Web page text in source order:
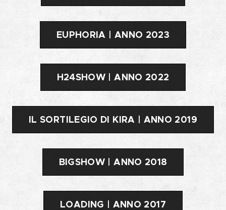
EUPHORIA | ANNO 2023
H24SHOW | ANNO 2022
IL SORTILEGIO DI KIRA | ANNO 2019
BIGSHOW | ANNO 2018
LOADING | ANNO 2017